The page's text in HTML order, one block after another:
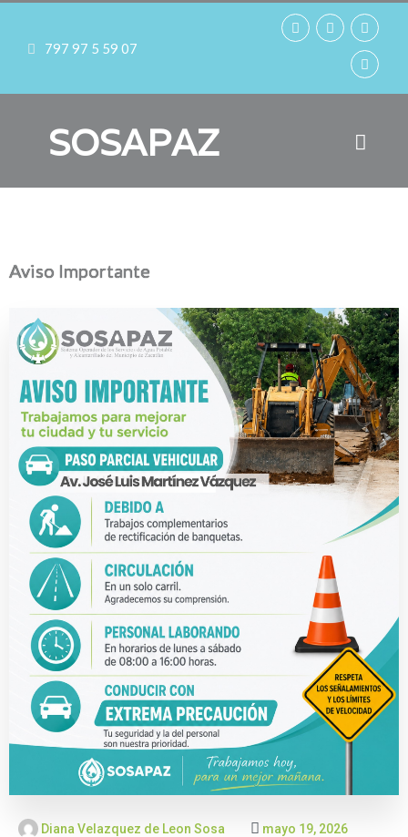
797 97 5 59 07
SOSAPAZ
Aviso Importante
Diana Velazquez de Leon Sosa mayo 19, 2026